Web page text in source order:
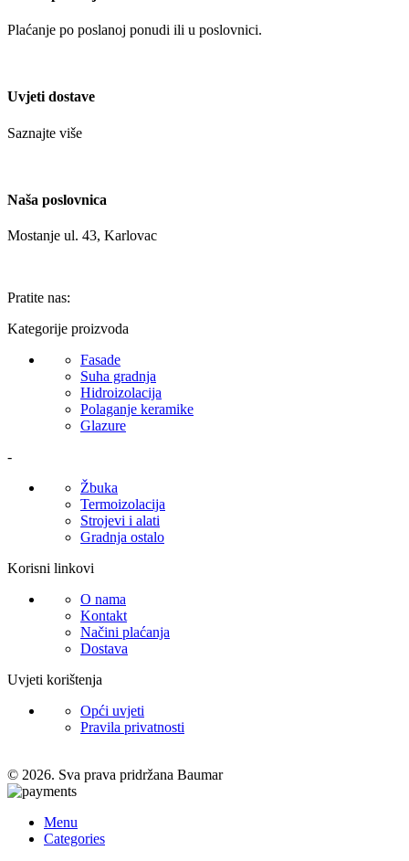
Plaćanje po poslanoj ponudi ili u poslovnici.
Uvjeti dostave
Saznajte više
Naša poslovnica
Mostanje ul. 43, Karlovac
Pratite nas:
Kategorije proizvoda
Fasade
Suha gradnja
Hidroizolacija
Polaganje keramike
Glazure
-
Žbuka
Termoizolacija
Strojevi i alati
Gradnja ostalo
Korisni linkovi
O nama
Kontakt
Načini plaćanja
Dostava
Uvjeti korištenja
Opći uvjeti
Pravila privatnosti
© 2026. Sva prava pridržana Baumar
Menu
Categories